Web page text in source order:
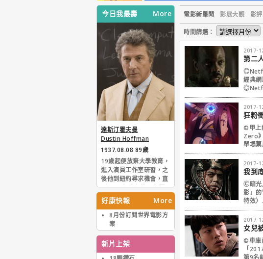
今日我最壽 More
達斯汀霍夫曼
Dustin Hoffman
1937.08.08 89歲
19歲起便放棄大學教育，
進入演員工作室研習，之
後他到紐約尋求機會，直
到1965年才在外百老匯
及電視臺爭到些小角色。
由於外表其貌不揚、身材
又矮，受到許多局限，但
努力再加上演技的磨練，
使他獲得了一座歐比獎。
之後他以1967年的【畢
業生】嶄露頭角，星運大
好康快報 More
8月份訂閱世界電影方
案
新片上架
電影新星聞 影展大觀 影
時間篩選：
2017-
經典
2017-
©甲上
Zero
單場
2017-
Ⓒ暗光
影」
特效）
2017-
©車庫
「
第9名